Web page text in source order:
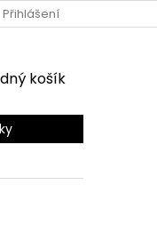
Přihlášení
košík